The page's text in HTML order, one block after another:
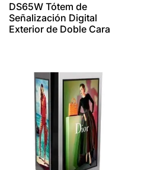
DS65W Tótem de
Señalización Digital
Exterior de Doble Cara